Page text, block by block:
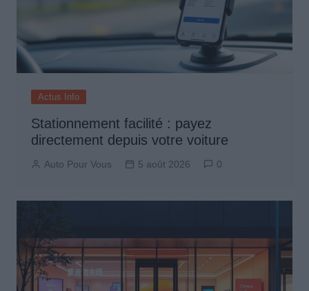
Actus Info
Stationnement facilité : payez
directement depuis votre voiture
Auto Pour Vous 5 août 2026 0